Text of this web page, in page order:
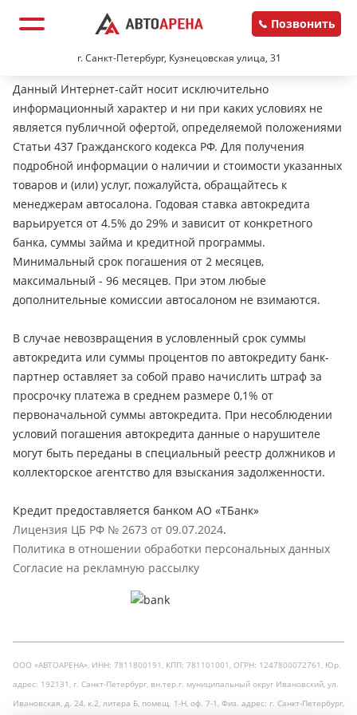
г. Санкт-Петербург, Кузнецовская улица, 31
Позвонить
Данный Интернет-сайт носит исключительно
информационный характер и ни при каких условиях не
является публичной офертой, определяемой положениями
Статьи 437 Гражданского кодекса РФ. Для получения
подробной информации о наличии и стоимости указанных
товаров и (или) услуг, пожалуйста, обращайтесь к
менеджерам автосалона. Годовая ставка автокредита
варьируется от 4.5% до 29% и зависит от конкретного
банка, суммы займа и кредитной программы.
Минимальный срок погашения от 2 месяцев,
максимальный - 96 месяцев. При этом любые
дополнительные комиссии автосалоном не взимаются.
В случае невозвращения в условленный срок суммы
автокредита или суммы процентов по автокредиту банк-
партнер оставляет за собой право начислить штраф за
просрочку платежа в среднем размере 0,1% от
первоначальной суммы автокредита. При несоблюдении
условий погашения автокредита данные о нарушителе
могут быть переданы в специальный реестр должников и
коллекторское агентство для взыскания задолженности.
Кредит предоставляется банком АО «ТБанк»
Лицензия ЦБ РФ № 2673 от 09.07.2024.
Политика в отношении обработки персональных данных
Согласие на рекламную рассылку
ООО «АВТОАРЕНА», ИНН: 7811800191, КПП: 781101001, ОГРН: 1247800072761, Юр.
адрес: 192131, г. Санкт-Петербург, вн.тер.г. муниципальный округ Ивановский, ул.
Ивановская, д. 24, к.2, литера Б, помещ. 1-Н, оф. 7-1, Физ. адрес: г. Санкт-Петербург,